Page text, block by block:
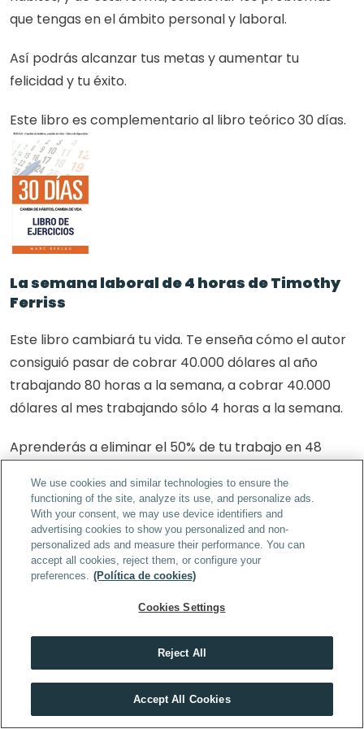
que tengas en el ámbito personal y laboral.
Así podrás alcanzar tus metas y aumentar tu
felicidad y tu éxito.
Este libro es complementario al libro teórico 30 días.
La semana laboral de 4 horas de Timothy
Ferriss
Este libro cambiará tu vida. Te enseña cómo el autor
consiguió pasar de cobrar 40.000 dólares al año
trabajando 80 horas a la semana, a cobrar 40.000
dólares al mes trabajando sólo 4 horas a la semana.
Aprenderás a eliminar el 50% de tu trabajo en 48
recorrido por breves espacios de tiempo dedicados
al trabajo y frecuentes mini retiros.
Después de haber leído todos los beneficios que
HACER TEST
We use cookies and similar technologies to ensure the
functioning of the site, analyze its use, and personalize ads.
With your consent, we may use device identifiers and
advertising cookies to show you personalized and non-
personalized ads and measure their performance. You can
accept all cookies, reject them, or configure your
preferences. (Política de cookies)
Cookies Settings
Reject All
Accept All Cookies